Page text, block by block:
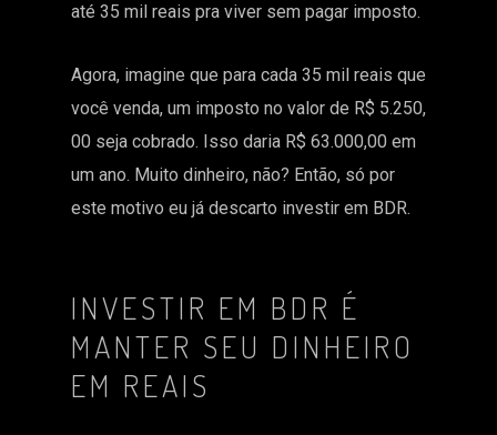
até 35 mil reais pra viver sem pagar imposto.
Agora, imagine que para cada 35 mil reais que
você venda, um imposto no valor de R$ 5.250,
00 seja cobrado. Isso daria R$ 63.000,00 em
um ano. Muito dinheiro, não? Então, só por
este motivo eu já descarto investir em BDR.
INVESTIR EM BDR É
MANTER SEU DINHEIRO
EM REAIS